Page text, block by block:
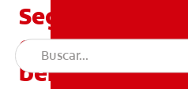
Seguros
económicos y
beneficios